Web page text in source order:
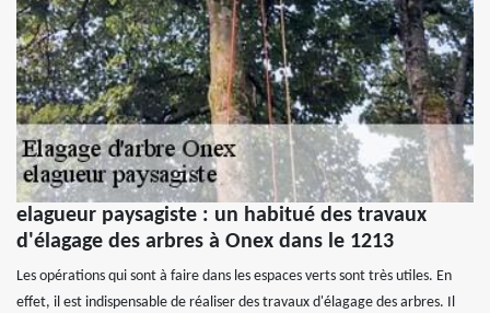
elagueur paysagiste : un habitué des travaux
d'élagage des arbres à Onex dans le 1213
Les opérations qui sont à faire dans les espaces verts sont très utiles. En
effet, il est indispensable de réaliser des travaux d'élagage des arbres. Il